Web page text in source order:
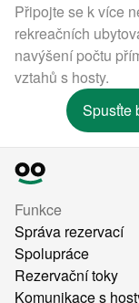
Připojte se k více
rekreačních
navýšení počtu
vztahů s hosty.
Spusťte
Funkce
Správa rezervací
Spolupráce
Rezervační toky
Komunikace s